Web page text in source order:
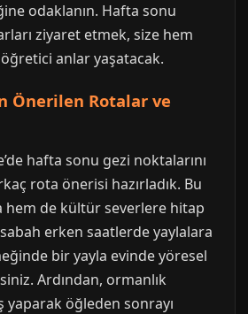
odaklanın. Hafta sonu
ziyaret etmek, size hem
anlar yaşatacak.
Önerilen Rotalar ve
hafta sonu gezi noktalarını
rota önerisi hazırladık. Bu
hem de kültür severlere hitap
erken saatlerde yaylalara
bir yayla evinde yöresel
Ardından, ormanlık
öğleden sonrayı